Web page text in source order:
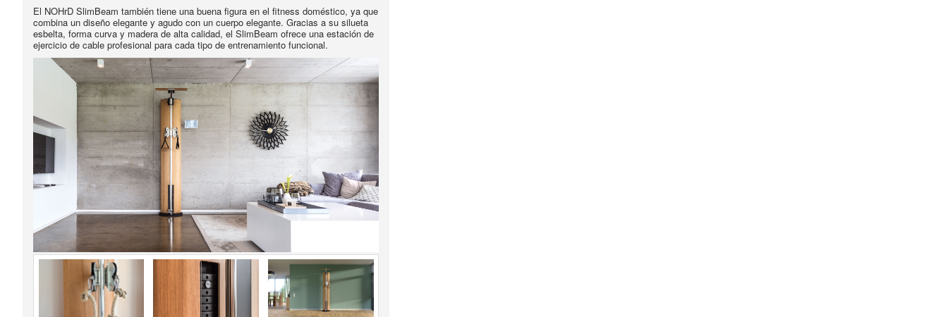
El NOHrD SlimBeam también tiene una buena figura en el fitness doméstico, ya que
combina un diseño elegante y agudo con un cuerpo elegante. Gracias a su silueta
esbelta, forma curva y madera de alta calidad, el SlimBeam ofrece una estación de
ejercicio de cable profesional para cada tipo de entrenamiento funcional.